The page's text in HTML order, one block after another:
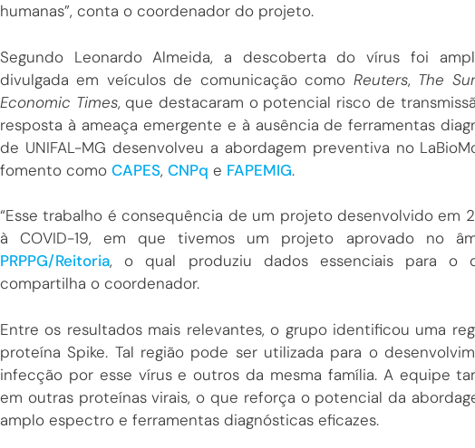
humanas”, conta o coordenador do projeto.
Segundo Leonardo Almeida, a descoberta do vírus foi
divulgada em veículos de comunicação como Reuters, The
Economic Times, que destacaram o potencial risco de
resposta à ameaça emergente e à ausência de ferramentas
de UNIFAL-MG desenvolveu a abordagem preventiva no
fomento como CAPES, CNPq e FAPEMIG.
“Esse trabalho é consequência de um projeto desenvolvido em
à COVID-19, em que tivemos um projeto aprovado no
PRPPG/Reitoria, o qual produziu dados essenciais para o
compartilha o coordenador.
Entre os resultados mais relevantes, o grupo identificou uma
proteína Spike. Tal região pode ser utilizada para o
infecção por esse vírus e outros da mesma família. A equipe
em outras proteínas virais, o que reforça o potencial da
amplo espectro e ferramentas diagnósticas eficazes.